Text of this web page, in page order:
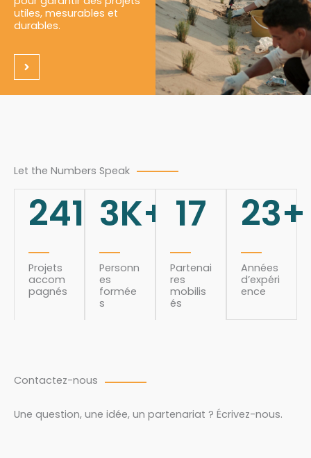
Let the Numbers Speak
utiles, mesurables et
durables.
241
Projets
accom
pagnés
3K+
Personn
es
formée
s
17
Partenai
res
mobilis
és
23+
Années
d’expéri
ence
Contactez-nous
Une question, une idée, un partenariat ? Écrivez-nous.